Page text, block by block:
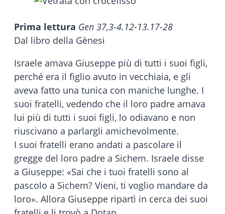
Prima lettura Gen 37,3-4.12-13.17-28
Dal libro della Gènesi
Israele amava Giuseppe più di tutti i suoi figli,
perché era il figlio avuto in vecchiaia, e gli
aveva fatto una tunica con maniche lunghe. I
suoi fratelli, vedendo che il loro padre amava
lui più di tutti i suoi figli, lo odiavano e non
riuscivano a parlargli amichevolmente.
I suoi fratelli erano andati a pascolare il
gregge del loro padre a Sichem. Israele disse
a Giuseppe: «Sai che i tuoi fratelli sono al
pascolo a Sichem? Vieni, ti voglio mandare da
loro». Allora Giuseppe ripartì in cerca dei suoi